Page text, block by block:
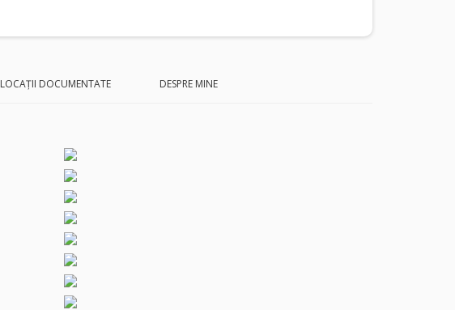
LOCAȚII DOCUMENTATE DESPRE MINE